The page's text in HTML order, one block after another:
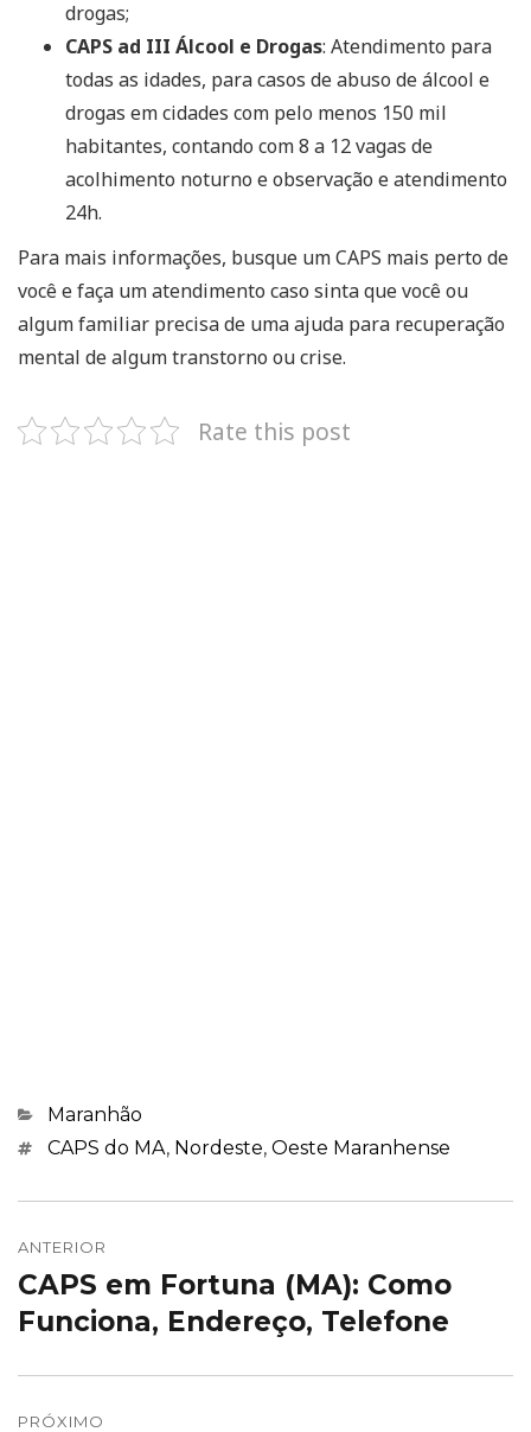
drogas;
CAPS ad III Álcool e Drogas: Atendimento para
todas as idades, para casos de abuso de álcool e
drogas em cidades com pelo menos 150 mil
habitantes, contando com 8 a 12 vagas de
acolhimento noturno e observação e atendimento
24h.
Para mais informações, busque um CAPS mais perto de
você e faça um atendimento caso sinta que você ou
algum familiar precisa de uma ajuda para recuperação
mental de algum transtorno ou crise.
Rate this post
Categorias
Maranhão
Marcações
CAPS do MA, Nordeste, Oeste Maranhense
de
Post
ANTERIOR
Post
anterior:
CAPS em Fortuna (MA): Como
Funciona, Endereço, Telefone
PRÓXIMO